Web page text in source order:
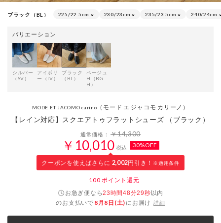
ブラック（BL） 225/22.5cm ○ 230/23cm ○ 235/23.5cm ○ 240/24cm
バリエーション
シルバー
（SV）
アイボリ
ー（IV）
ブラック
（BL）
ベージュ
H（BG
H）
MODE ET JACOMO carino （モード エ ジャコモ カリーノ）
【レイン対応】スクエアトゥフラットシューズ （ブラック）
通常価格：￥14,300
￥10,010 税込 30%OFF
クーポンを使えばさらに 2,002円引き！ ※適用条件
100 ポイント還元
お急ぎ便なら23時間48分28秒以内
のお支払いで 8月8日(土) にお届け 詳細